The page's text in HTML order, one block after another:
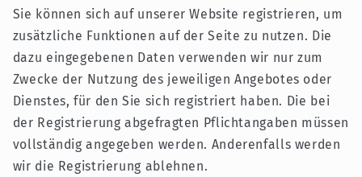
Sie können sich auf unserer Website registrieren, um
zusätzliche Funktionen auf der Seite zu nutzen. Die
dazu eingegebenen Daten verwenden wir nur zum
Zwecke der Nutzung des jeweiligen Angebotes oder
Dienstes, für den Sie sich registriert haben. Die bei
der Registrierung abgefragten Pflichtangaben müssen
vollständig angegeben werden. Anderenfalls werden
wir die Registrierung ablehnen.